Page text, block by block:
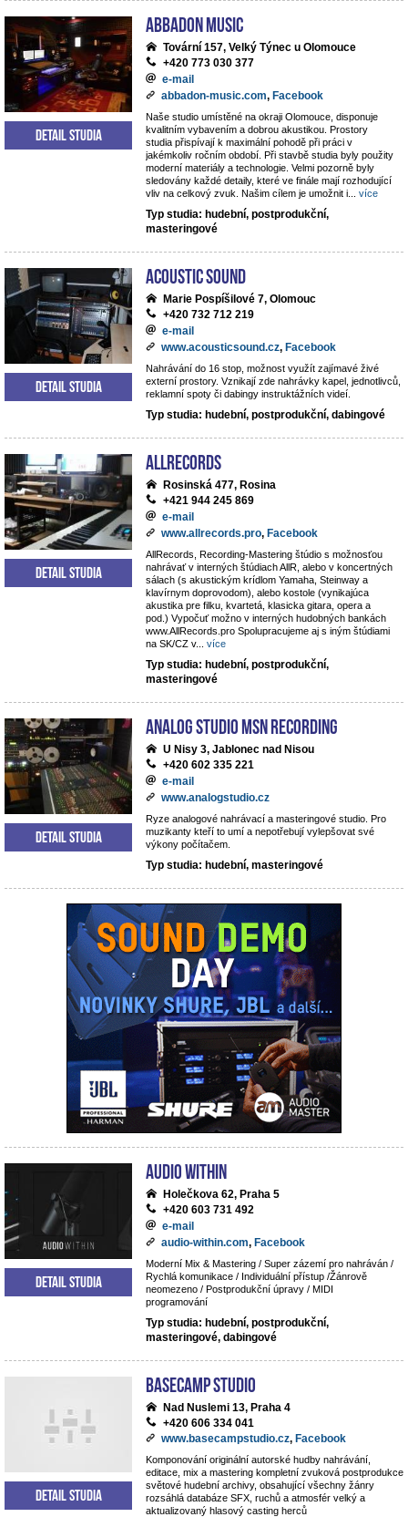
ABBADON Music
Tovární 157, Velký Týnec u Olomouce
+420 773 030 377
e-mail
abbadon-music.com, Facebook
Naše studio umístěné na okraji Olomouce, disponuje
kvalitním vybavením a dobrou akustikou. Prostory
studia přispívají k maximální pohodě při práci v
jakémkoliv ročním období. Při stavbě studia byly použity
moderní materiály a technologie. Velmi pozorně byly
sledovány každé detaily, které ve finále mají rozhodující
vliv na celkový zvuk. Našim cílem je umožnit i
více
Typ studia: hudební, postprodukční,
masteringové
Detail studia
Acoustic Sound
Marie Pospíšilové 7, Olomouc
+420 732 712 219
e-mail
www.acousticsound.cz, Facebook
Nahrávání do 16 stop, možnost využít zajímavé živé
externí prostory. Vznikají zde nahrávky kapel, jednotlivců,
reklamní spoty či dabingy instruktážních videí.
Typ studia: hudební, postprodukční, dabingové
Detail studia
AllRecords
Rosinská 477, Rosina
+421 944 245 869
e-mail
www.allrecords.pro, Facebook
AllRecords, Recording-Mastering štúdio s možnosťou
nahrávať v interných štúdiach AllR, alebo v koncertných
sálach (s akustickým krídlom Yamaha, Steinway a
klavírnym doprovodom), alebo kostole (vynikajúca
akustika pre filku, kvartetá, klasicka gitara, opera a
pod.) Vypočuť možno v interných hudobných bankách
www.AllRecords.pro Spolupracujeme aj s iným štúdiami
na SK/CZ v... více
Typ studia: hudební, postprodukční,
masteringové
Detail studia
analog studio MSN recording
U Nisy 3, Jablonec nad Nisou
+420 602 335 221
e-mail
www.analogstudio.cz
Ryze analogové nahrávací a masteringové studio. Pro
muzikanty kteří to umí a nepotřebují vylepšovat své
výkony počítačem.
Typ studia: hudební, masteringové
Detail studia
Audio Within
Holečkova 62, Praha 5
+420 603 731 492
e-mail
audio-within.com, Facebook
Moderní Mix & Mastering / Super zázemí pro nahráván /
Rychlá komunikace / Individuální přístup /Žánrově
neomezeno / Postprodukční úpravy / MIDI
programování
Typ studia: hudební, postprodukční,
masteringové, dabingové
Detail studia
BaseCamp studio
Nad Nuslemi 13, Praha 4
+420 606 334 041
www.basecampstudio.cz, Facebook
Komponování originální autorské hudby nahrávání,
editace, mix a mastering kompletní zvuková postprodukce
světové hudební archivy, obsahující všechny žánry
rozsáhlá databáze SFX, ruchů a atmosfér velký a
aktualizovaný hlasový casting herců
Detail studia